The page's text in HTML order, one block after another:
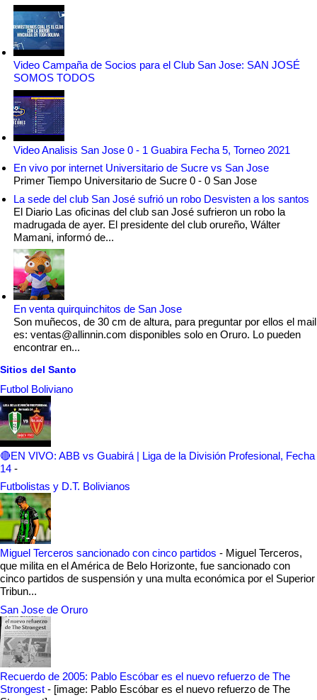
Video Campaña de Socios para el Club San Jose: SAN JOSÉ
SOMOS TODOS
Video Analisis San Jose 0 - 1 Guabira Fecha 5, Torneo 2021
En vivo por internet Universitario de Sucre vs San Jose
Primer Tiempo Universitario de Sucre 0 - 0 San Jose
La sede del club San José sufrió un robo Desvisten a los santos
El Diario Las oficinas del club san José sufrieron un robo la
madrugada de ayer. El presidente del club orureño, Wálter
Mamani, informó de...
En venta quirquinchitos de San Jose
Son muñecos, de 30 cm de altura, para preguntar por ellos el mail
es: ventas@allinnin.com disponibles solo en Oruro. Lo pueden
encontrar en...
Sitios del Santo
Futbol Boliviano
🔴EN VIVO: ABB vs Guabirá | Liga de la División Profesional, Fecha
14 -
Futbolistas y D.T. Bolivianos
Miguel Terceros sancionado con cinco partidos - Miguel Terceros,
que milita en el América de Belo Horizonte, fue sancionado con
cinco partidos de suspensión y una multa económica por el Superior
Tribun...
San Jose de Oruro
Recuerdo de 2005: Pablo Escóbar es el nuevo refuerzo de The
Strongest - [image: Pablo Escóbar es el nuevo refuerzo de The